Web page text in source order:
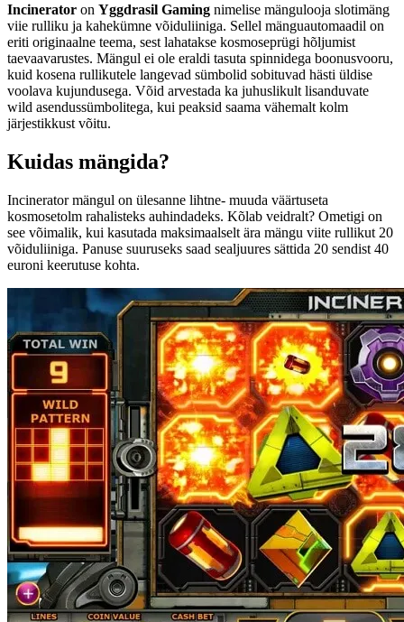
Incinerator on Yggdrasil Gaming nimelise mängulooja slotimäng
viie rulliku ja kahekümne võiduliiniga. Sellel mänguautomaadil on
eriti originaalne teema, sest lahatakse kosmoseprügi hõljumist
taevaavarustes. Mängul ei ole eraldi tasuta spinnidega boonusvooru,
kuid kosena rullikutele langevad sümbolid sobituvad hästi üldise
voolava kujundusega. Võid arvestada ka juhuslikult lisanduvate
wild asendussümbolitega, kui peaksid saama vähemalt kolm
järjestikkust võitu.
Kuidas mängida?
Incinerator mängul on ülesanne lihtne- muuda väärtuseta
kosmosetolm rahalisteks auhindadeks. Kõlab veidralt? Ometigi on
see võimalik, kui kasutada maksimaalselt ära mängu viite rullikut 20
võiduliiniga. Panuse suuruseks saad sealjuures sättida 20 sendist 40
euroni keerutuse kohta.